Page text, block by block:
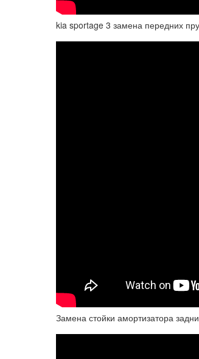
kia sportage 3 замена передних
Замена стойки амортизатора